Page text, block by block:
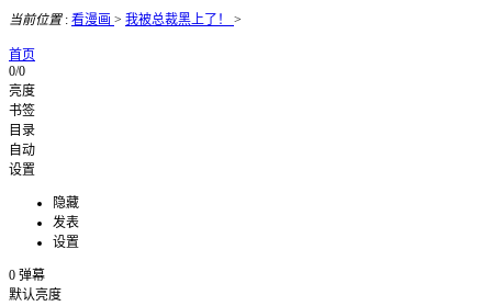
当前位置: 看漫画 > 我被总裁黑上了！ >
首页
0/0
亮度
书签
目录
自动
设置
隐藏
发表
设置
0 弹幕
默认亮度